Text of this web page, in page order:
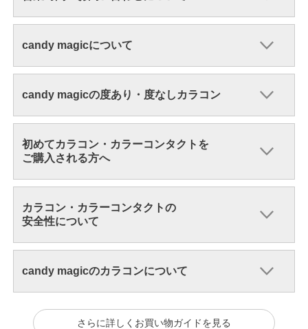
candy magicについて
candy magicの度あり・度なしカラコン
初めてカラコン・カラーコンタクトを
ご購入される方へ
カラコン・カラーコンタクトの
安全性について
candy magicのカラコンについて
さらに詳しくお買い物ガイドを見る